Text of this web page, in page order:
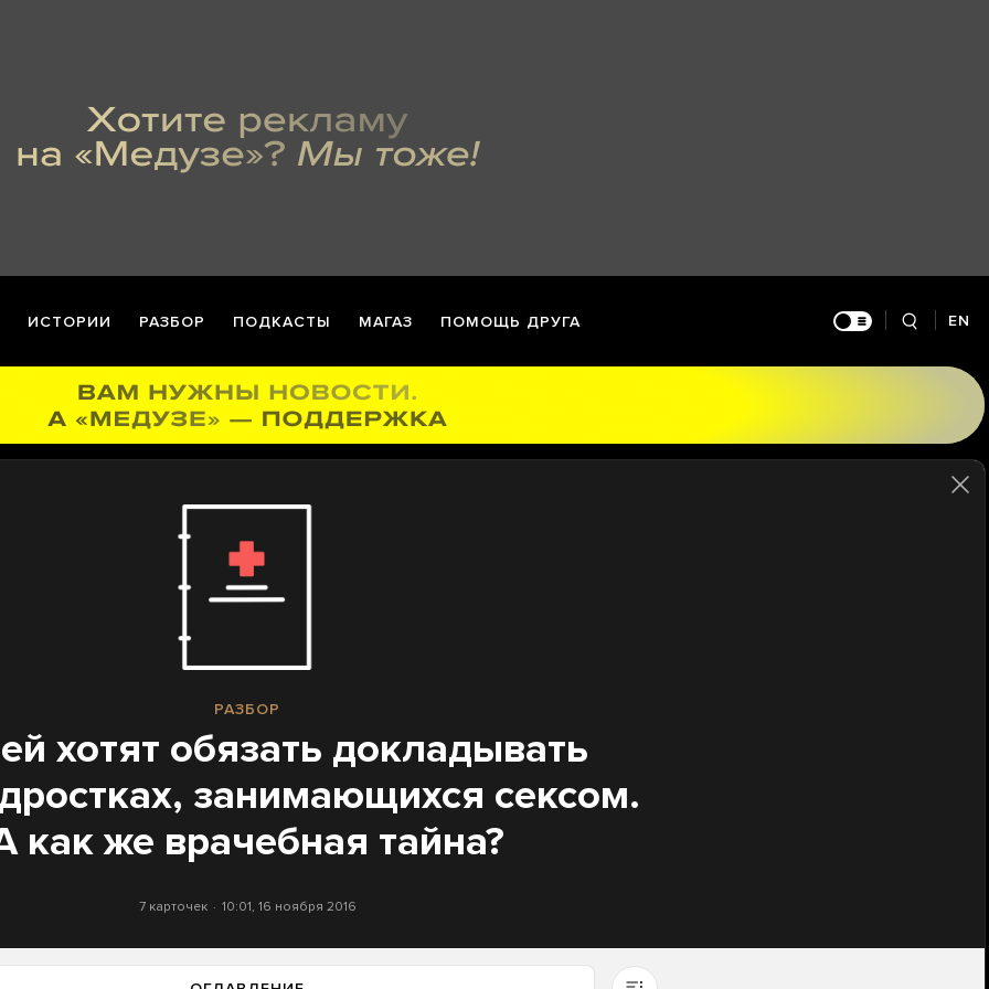
ИСТОРИИ РАЗБОР ПОДКАСТЫ МАГАЗ ПОМОЩЬ ДРУГА EN
РАЗБОР
хотят обязать докладывать
занимающихся сексом.
как же врачебная тайна?
7 карточек 10:01, 16 ноября 2016